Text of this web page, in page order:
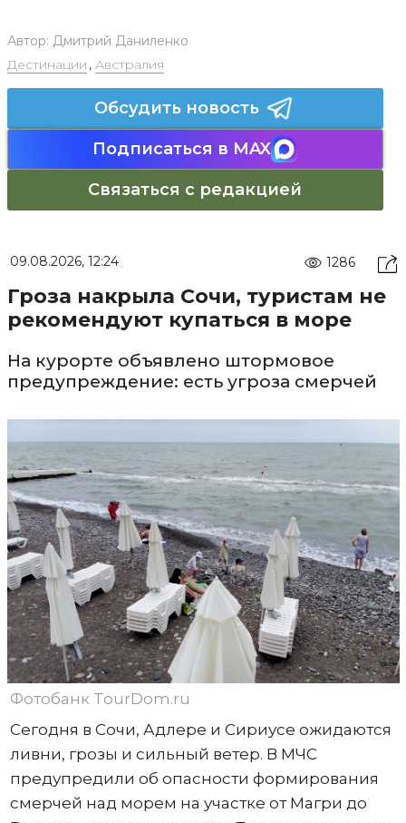
Автор: Дмитрий Даниленко
Дестинации , Австралия
Обсудить новость
Подписаться в MAX
Связаться с редакцией
09.08.2026, 12:24 1286
Гроза накрыла Сочи, туристам не
рекомендуют купаться в море
На курорте объявлено штормовое
предупреждение: есть угроза смерчей
Фотобанк TourDom.ru
Сегодня в Сочи, Адлере и Сириусе ожидаются
ливни, грозы и сильный ветер. В МЧС
предупредили об опасности формирования
смерчей над морем на участке от Магри до